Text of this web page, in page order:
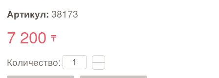
Артикул: 38173
7 200
Количество: